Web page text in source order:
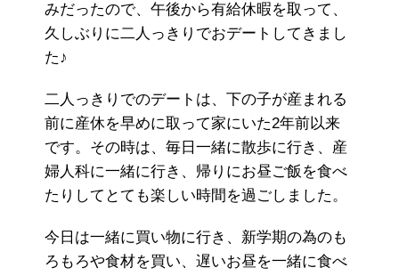
みだったので、午後から有給休暇を取って、
久しぶりに二人っきりでおデートしてきまし
た♪
二人っきりでのデートは、下の子が産まれる
前に産休を早めに取って家にいた2年前以来
です。その時は、毎日一緒に散歩に行き、産
婦人科に一緒に行き、帰りにお昼ご飯を食べ
たりしてとても楽しい時間を過ごしました。
今日は一緒に買い物に行き、新学期の為のも
ろもろや食材を買い、遅いお昼を一緒に食べ